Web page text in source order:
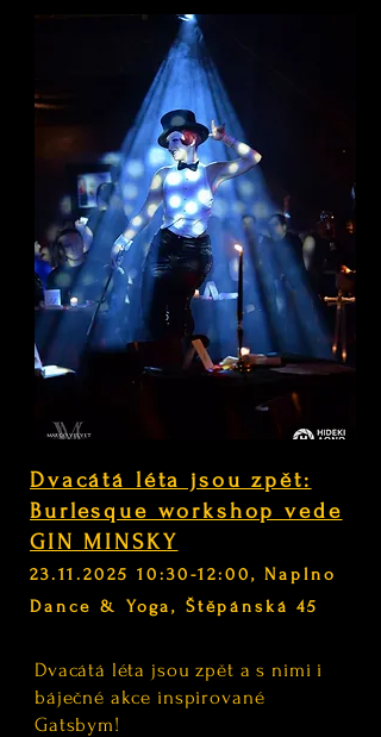
Dvacátá léta jsou zpět:
Burlesque workshop vede
GIN MINSKY
23.11.2025 10:30-12:00, Naplno
Dance & Yoga, Štěpánská 45
Dvacátá léta jsou zpět a s nimi i
báječné akce inspirované
Gatsbym!